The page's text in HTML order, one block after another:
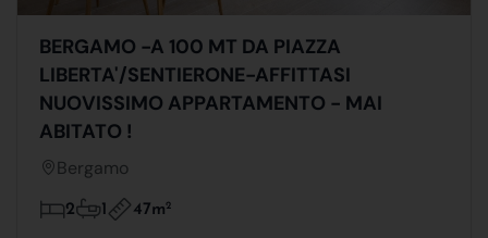
BERGAMO -A 100 MT DA PIAZZA
LIBERTA'/SENTIERONE-AFFITTASI
NUOVISSIMO APPARTAMENTO - MAI
ABITATO !
Bergamo
2 1 47m2